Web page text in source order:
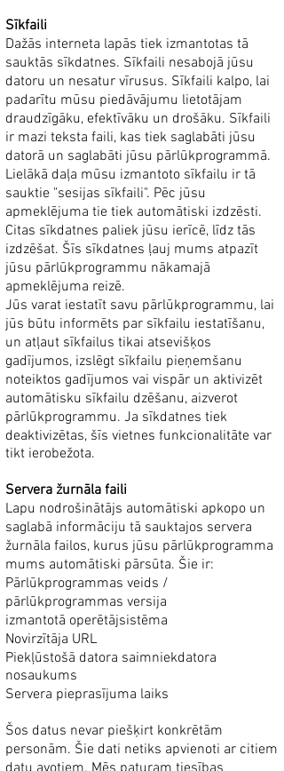
Sīkfaili
Dažās interneta lapās tiek izmantotas tā
sauktās sīkdatnes. Sīkfaili nesabojā jūsu
datoru un nesatur vīrusus. Sīkfaili kalpo, lai
padarītu mūsu piedāvājumu lietotājam
draudzīgāku, efektīvāku un drošāku. Sīkfaili
ir mazi teksta faili, kas tiek saglabāti jūsu
datorā un saglabāti jūsu pārlūkprogrammā.
Lielākā daļa mūsu izmantoto sīkfailu ir tā
sauktie "sesijas sīkfaili". Pēc jūsu
apmeklējuma tie tiek automātiski izdzēsti.
Citas sīkdatnes paliek jūsu ierīcē, līdz tās
izdzēšat. Šīs sīkdatnes ļauj mums atpazīt
jūsu pārlūkprogrammu nākamajā
apmeklējuma reizē.
Jūs varat iestatīt savu pārlūkprogrammu, lai
jūs būtu informēts par sīkfailu iestatīšanu,
un atļaut sīkfailus tikai atsevišķos
gadījumos, izslēgt sīkfailu pieņemšanu
noteiktos gadījumos vai vispār un aktivizēt
automātisku sīkfailu dzēšanu, aizverot
pārlūkprogrammu. Ja sīkdatnes tiek
deaktivizētas, šīs vietnes funkcionalitāte var
tikt ierobežota.
Servera žurnāla faili
Lapu nodrošinātājs automātiski apkopo un
saglabā informāciju tā sauktajos servera
žurnāla failos, kurus jūsu pārlūkprogramma
mums automātiski pārsūta. Šie ir:
Pārlūkprogrammas veids /
pārlūkprogrammas versija
izmantotā operētājsistēma
Novirzītāja URL
Piekļūstošā datora saimniekdatora
nosaukums
Servera pieprasījuma laiks
Šos datus nevar piešķirt konkrētām
personām. Šie dati netiks apvienoti ar citiem